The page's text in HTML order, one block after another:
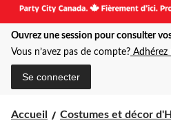
Ouvrez une session pour consulter
Vous n’avez pas de compte? Adhérez
Se connecter
Accueil Costumes et décor